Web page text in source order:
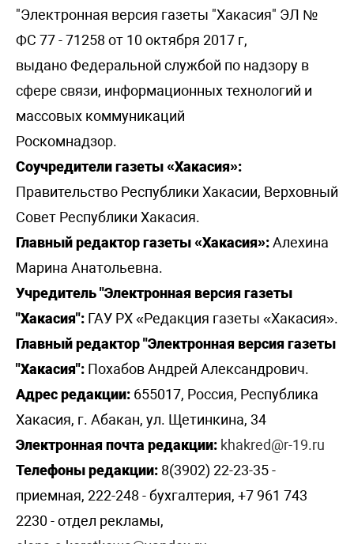
"Электронная версия газеты "Хакасия" ЭЛ №
ФС 77 - 71258 от 10 октября 2017 г,
выдано Федеральной службой по надзору в
сфере связи, информационных технологий и
массовых коммуникаций
Роскомнадзор.
Соучредители газеты «Хакасия»:
Правительство Республики Хакасии, Верховный
Совет Республики Хакасия.
Главный редактор газеты «Хакасия»:Алехина
Марина Анатольевна.
Учредитель "Электронная версия газеты
"Хакасия": ГАУ РХ «Редакция газеты «Хакасия».
Главный редактор "Электронная версия газеты
"Хакасия": Похабов Андрей Александрович.
Адрес редакции: 655017, Россия, Республика
Хакасия, г. Абакан, ул. Щетинкина, 34
Электронная почта редакции: khakred@r-19.ru
Телефоны редакции: 8(3902) 22-23-35 -
приемная, 222-248 - бухгалтерия, +7 961 743
2230 - отдел рекламы,